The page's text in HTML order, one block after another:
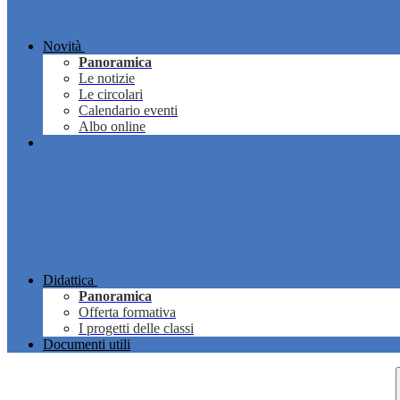
Novità
Panoramica
Le notizie
Le circolari
Calendario eventi
Albo online
Didattica
Panoramica
Offerta formativa
I progetti delle classi
Documenti utili